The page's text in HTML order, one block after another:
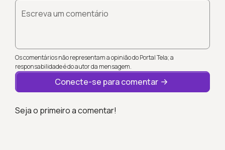
Escreva um comentário
Os comentários não representam a opinião do Portal Tela; a
responsabilidade é do autor da mensagem.
Conecte-se para comentar
Seja o primeiro a comentar!